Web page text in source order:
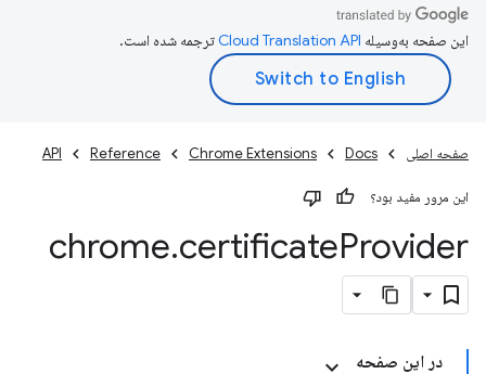
این صفحه به‌وسیله ترجمه شده است.
صفحه اصلی Docs
Chrome Extensions
Reference
API
این مرور مفید بود؟
chrome.certificateProvider
در این صفحه